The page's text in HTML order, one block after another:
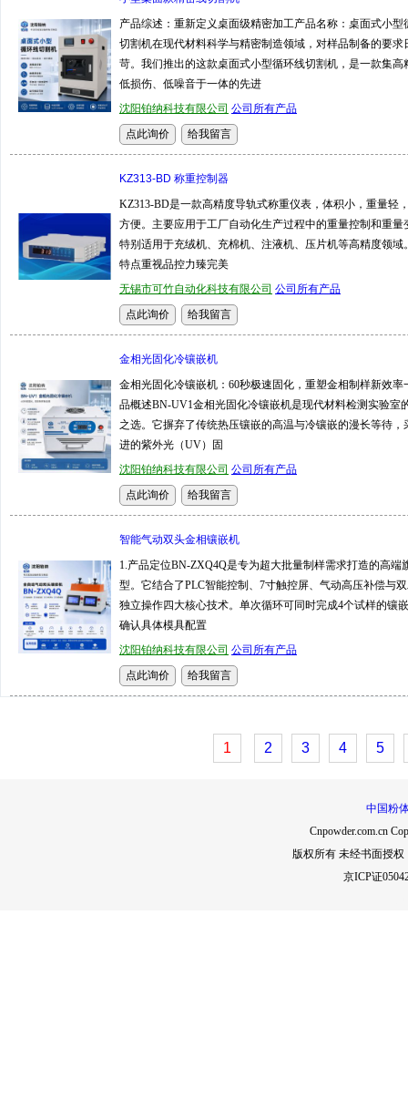
产品综述：重新定义桌面级精密加工产品名称：桌面式小型
切割机在现代材料科学与精密制造领域，对样品制备的要求
苛。我们推出的这款桌面式小型循环线切割机，是一款集高
低损伤、低噪音于一体的先进
沈阳铂纳科技有限公司 公司所有产品
KZ313-BD 称重控制器
KZ313-BD是一款高精度导轨式称重仪表，体积小，重量轻
方便。主要应用于工厂自动化生产过程中的重量控制和重量
特别适用于充绒机、充棉机、注液机、压片机等高精度领域
特点重视品控力臻完美
无锡市可竹自动化科技有限公司 公司所有产品
金相光固化冷镶嵌机
金相光固化冷镶嵌机：60秒极速固化，重塑金相制样新效率
品概述BN-UV1金相光固化冷镶嵌机是现代材料检测实验室
之选。它摒弃了传统热压镶嵌的高温与冷镶嵌的漫长等待，
进的紫外光（UV）固
沈阳铂纳科技有限公司 公司所有产品
智能气动双头金相镶嵌机
1.产品定位BN-ZXQ4Q是专为超大批量制样需求打造的高端
型。它结合了PLC智能控制、7寸触控屏、气动高压补偿与
独立操作四大核心技术。单次循环可同时完成4个试样的镶
确认具体模具配置
沈阳铂纳科技有限公司 公司所有产品
1 2 3 4 5
中国粉
Cnpowder.com.cn
版权所有 未经书面授
京ICP证